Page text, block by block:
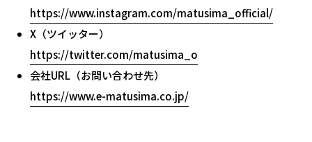
https://www.instagram.com/matusima_official/
X（ツイッター）
https://twitter.com/matusima_o
会社URL（お問い合わせ先）
https://www.e-matusima.co.jp/